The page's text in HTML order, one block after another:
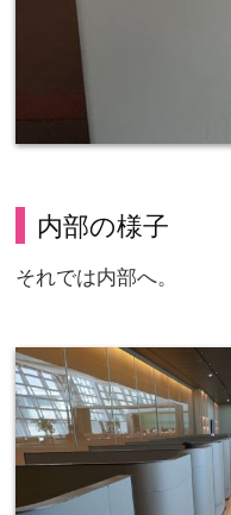
内部の様子
それでは内部へ。